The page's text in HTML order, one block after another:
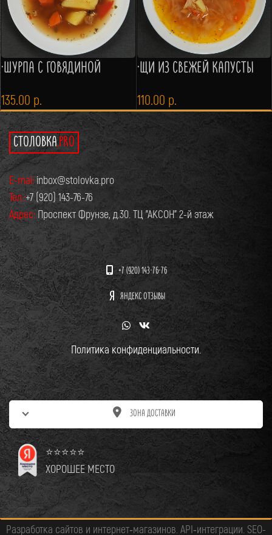
·ШУРПА С ГОВЯДИНОЙ
135.00 р.
·ЩИ ИЗ СВЕЖЕЙ КАПУСТЫ
110.00 р.
СТОЛОВКА.PRO
E-mai: inbox@stolovka.pro
Тел.:+7 (920) 143-76-76
Адрес: Проспект Фрунзе, д.30. ТЦ "АКСОН" 2-й этаж
+7 (920) 143-76-76
ЯНДЕКС ОТЗЫВЫ
Политика конфиденциальности.
ЗОНА ДОСТАВКИ
⭐⭐⭐⭐⭐
ХОРОШЕЕ МЕСТО
Разработка сайтов и интернет‑магазинов. API‑интеграции. SEO-